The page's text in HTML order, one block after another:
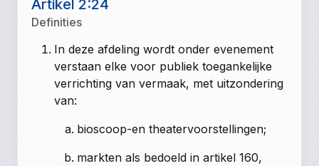
Artikel 2:24
Definities
In deze afdeling wordt onder evenement
verstaan elke voor publiek toegankelijke
verrichting van vermaak, met uitzondering
van:
bioscoop-en theatervoorstellingen;
markten als bedoeld in artikel 160,